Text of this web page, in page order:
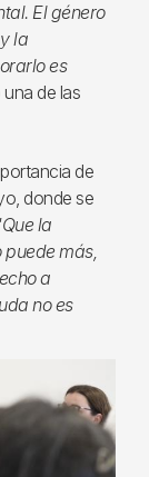
El género
la
es
de las
de
donde se
la
puede más,
a
no es